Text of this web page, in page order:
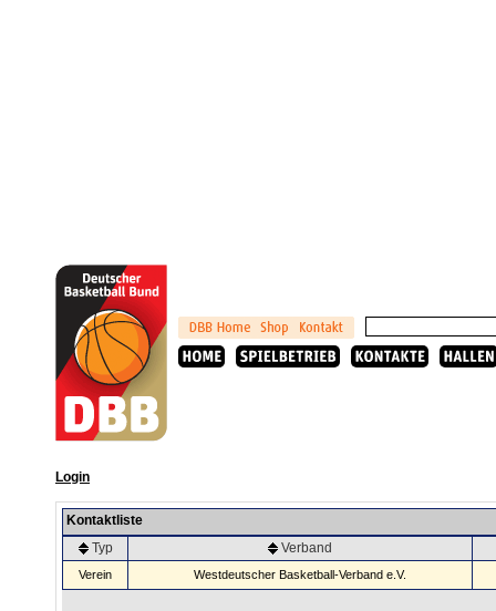
Login
Kontaktliste
Typ
Verband
Verein Westdeutscher Basketball-Verband e.V.